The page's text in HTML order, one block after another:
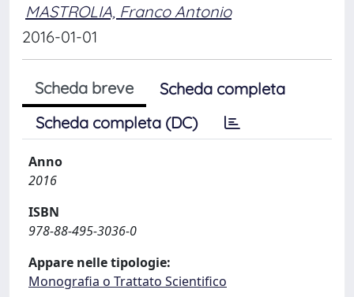
MASTROLIA, Franco Antonio
2016-01-01
Scheda breve
Scheda completa
Scheda completa (DC)
Anno
2016
ISBN
978-88-495-3036-0
Appare nelle tipologie:
Monografia o Trattato Scientifico